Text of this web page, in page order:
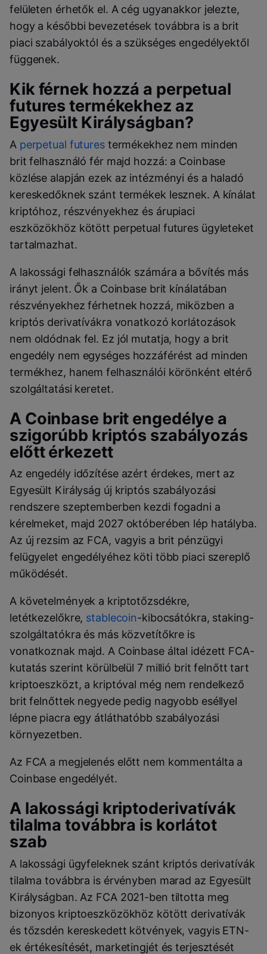
felületen érhetők el. A cég ugyanakkor jelezte,
hogy a későbbi bevezetések továbbra is a brit
piaci szabályoktól és a szükséges engedélyektől
függenek.
Kik férnek hozzá a perpetual
futures termékekhez az
Egyesült Királyságban?
A perpetual futurestermékekhez nem minden
brit felhasználó fér majd hozzá: a Coinbase
közlése alapján ezek az intézményi és a haladó
kereskedőknek szánt termékek lesznek. A kínálat
kriptóhoz, részvényekhez és árupiaci
eszközökhöz kötött perpetual futures ügyleteket
tartalmazhat.
A lakossági felhasználók számára a bővítés más
irányt jelent. Ők a Coinbase brit kínálatában
részvényekhez férhetnek hozzá, miközben a
kriptós derivatívákra vonatkozó korlátozások
nem oldódnak fel. Ez jól mutatja, hogy a brit
engedély nem egységes hozzáférést ad minden
termékhez, hanem felhasználói körönként eltérő
szolgáltatási keretet.
A Coinbase brit engedélye a
szigorúbb kriptós szabályozás
előtt érkezett
Az engedély időzítése azért érdekes, mert az
Egyesült Királyság új kriptós szabályozási
rendszere szeptemberben kezdi fogadni a
kérelmeket, majd 2027 októberében lép hatályba.
Az új rezsim az FCA, vagyis a brit pénzügyi
felügyelet engedélyéhez köti több piaci szereplő
működését.
A követelmények a kriptotőzsdékre,
letétkezelőkre, stablecoin-kibocsátókra, staking-
szolgáltatókra és más közvetítőkre is
vonatkoznak majd. A Coinbase által idézett FCA-
kutatás szerint körülbelül 7 millió brit felnőtt tart
kriptoeszközt, a kriptóval még nem rendelkező
brit felnőttek negyede pedig nagyobb eséllyel
lépne piacra egy átláthatóbb szabályozási
környezetben.
Az FCA a megjelenés előtt nem kommentálta a
Coinbase engedélyét.
A lakossági kriptoderivatívák
tilalma továbbra is korlátot
szab
A lakossági ügyfeleknek szánt kriptós derivatívák
tilalma továbbra is érvényben marad az Egyesült
Királyságban. Az FCA 2021-ben tiltotta meg
bizonyos kriptoeszközökhöz kötött derivatívák
és tőzsdén kereskedett kötvények, vagyis ETN-
ek értékesítését, marketingjét és terjesztését